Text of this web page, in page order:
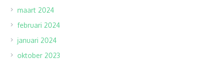
maart 2024
februari 2024
januari 2024
oktober 2023